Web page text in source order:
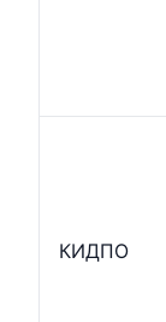
КИДПО